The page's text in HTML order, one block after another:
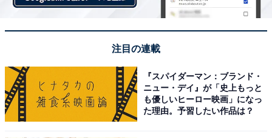
注目の連載
『スパイダーマン：ブランド・
ニュー・デイ』が「史上もっと
も優しいヒーロー映画」になっ
た理由。予習したい作品は？